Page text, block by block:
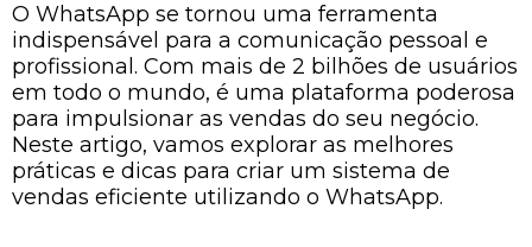
O WhatsApp se tornou uma ferramenta
indispensável para a comunicação pessoal e
profissional. Com mais de 2 bilhões de usuários
em todo o mundo, é uma plataforma poderosa
para impulsionar as vendas do seu negócio.
Neste artigo, vamos explorar as melhores
práticas e dicas para criar um sistema de
vendas eficiente utilizando o WhatsApp.